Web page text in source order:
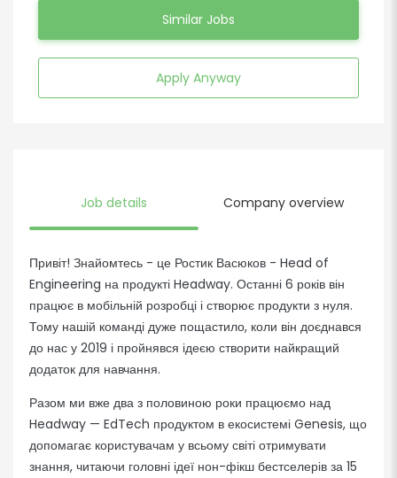
Similar Jobs
Apply Anyway
Job details Company overview
Привіт! Знайомтесь - це Ростик Васюков - Head of
Engineering на продукті Headway. Останні 6 років він
працює в мобільній розробці і створює продукти з нуля.
Тому нашій команді дуже пощастило, коли він доєднався
до нас у 2019 і пройнявся ідеєю створити найкращий
додаток для навчання.
Разом ми вже два з половиною роки працюємо над
Headway — EdTech продуктом в екосистемі Genesis, що
допомагає користувачам у всьому світі отримувати
знання, читаючи головні ідеї нон-фікш бестселерів за 15